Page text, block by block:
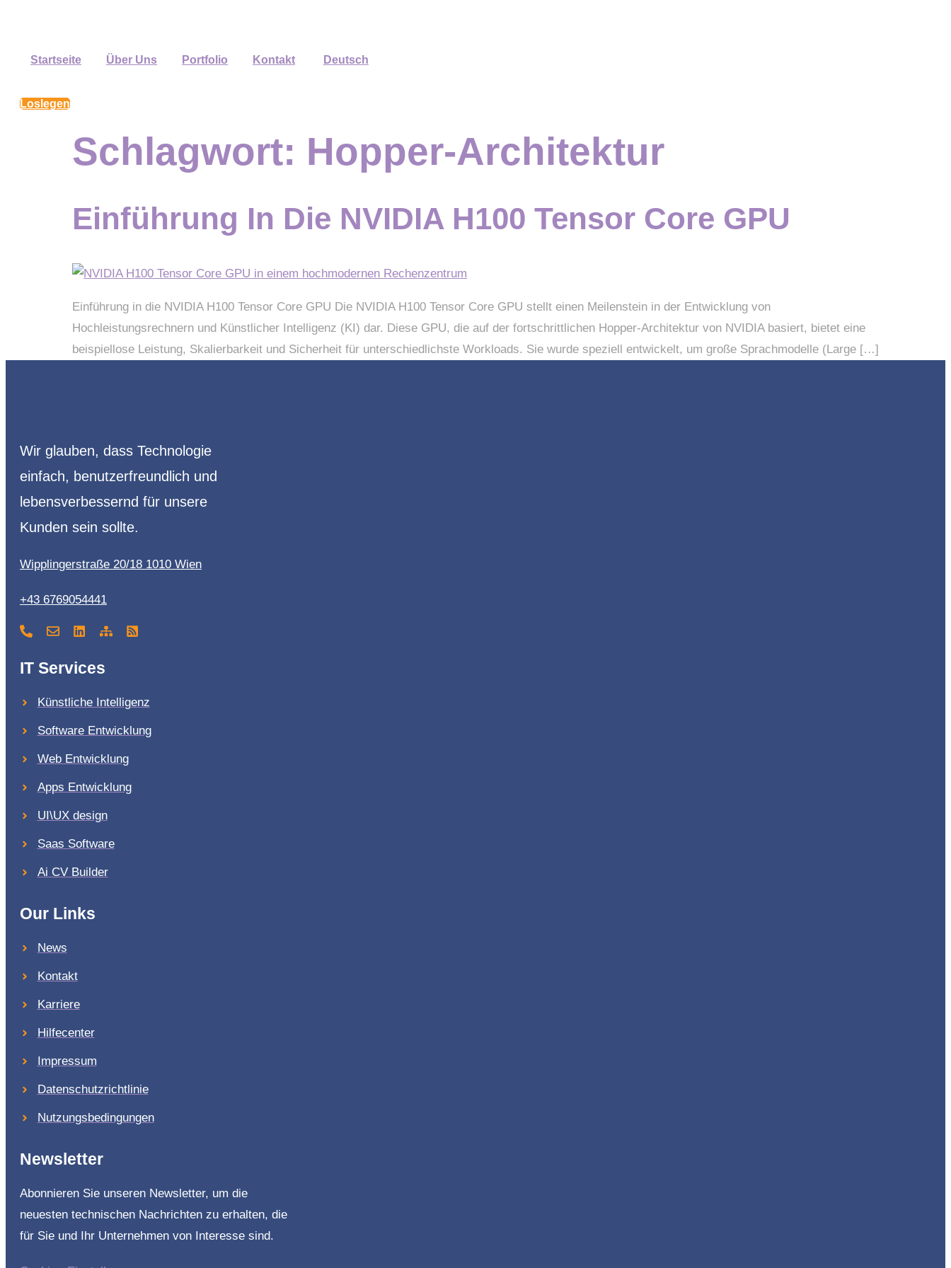
springenStartseite Über Uns Portfolio Kontakt Deutsch
Loslegen
Schlagwort: Hopper-Architektur
Einführung In Die NVIDIA H100 Tensor Core GPU
Einführung in die NVIDIA H100 Tensor Core GPU Die NVIDIA H100 Tensor Core GPU stellt einen Meilenstein in der Entwicklung von
Hochleistungsrechnern und Künstlicher Intelligenz (KI) dar. Diese GPU, die auf der fortschrittlichen Hopper-Architektur von NVIDIA basiert, bietet eine
beispiellose Leistung, Skalierbarkeit und Sicherheit für unterschiedlichste Workloads. Sie wurde speziell entwickelt, um große Sprachmodelle (Large […]
Wir glauben, dass Technologie
einfach, benutzerfreundlich und
lebensverbessernd für unsere
Kunden sein sollte.
Wipplingerstraße 20/18 1010 Wien
+43 6769054441
IT Services
Künstliche Intelligenz
Software Entwicklung
Web Entwicklung
Apps Entwicklung
UI\UX design
Saas Software
Ai CV Builder
Our Links
News
Kontakt
Karriere
Hilfecenter
Impressum
Datenschutzrichtlinie
Nutzungsbedingungen
Newsletter
Abonnieren Sie unseren Newsletter, um die
neuesten technischen Nachrichten zu erhalten, die
für Sie und Ihr Unternehmen von Interesse sind.